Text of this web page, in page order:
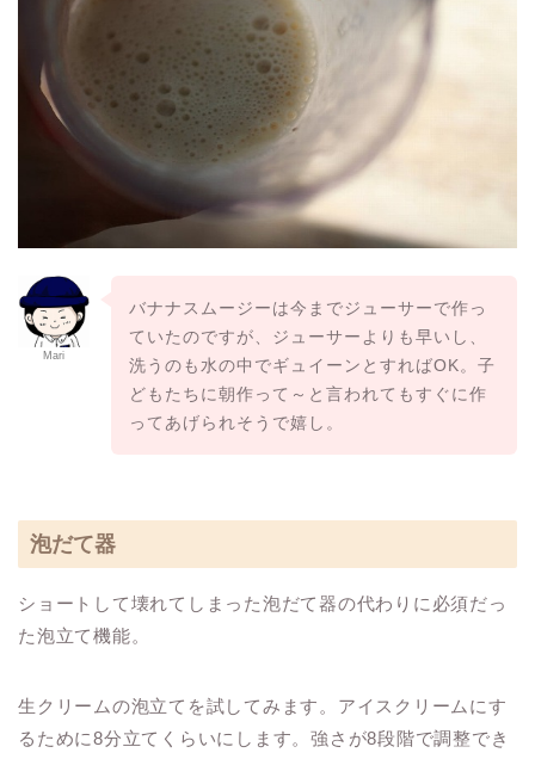
Mari
バナナスムージーは今までジューサーで作っ
ていたのですが、ジューサーよりも早いし、
洗うのも水の中でギュイーンとすればOK。子
どもたちに朝作って～と言われてもすぐに作
ってあげられそうで嬉し。
泡だて器
ショートして壊れてしまった泡だて器の代わりに必須だっ
た泡立て機能。
生クリームの泡立てを試してみます。アイスクリームにす
るために8分立てくらいにします。強さが8段階で調整でき